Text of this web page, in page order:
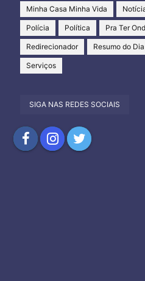
Minha Casa Minha Vida
Polícia Política Pra Ter
Redirecionador Resumo do Dia
Serviços
SIGA NAS REDES SOCIAIS